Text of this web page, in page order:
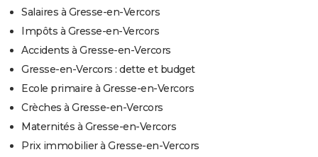
Salaires à Gresse-en-Vercors
Impôts à Gresse-en-Vercors
Accidents à Gresse-en-Vercors
Gresse-en-Vercors : dette et budget
Ecole primaire à Gresse-en-Vercors
Crèches à Gresse-en-Vercors
Maternités à Gresse-en-Vercors
Prix immobilier à Gresse-en-Vercors